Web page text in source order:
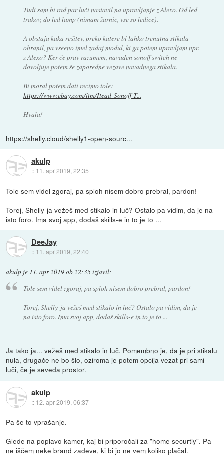
Tudi sam bi rad par luči nastavil na upravljanje z Alexo. Od led
trakov, do led lamp (nimam žarnic, vse so ledice).
A obstaja kaka rešitev, preko katere bi lahko trenutna stikala
ohranil, pa vseeno imel zadaj modul, ki ga potem upravljam npr.
z Alexo? Ker če prav razumem, navaden sonoff switch ne
dovoljuje potem še zaporedne vezave navadnega stikala.
Bi moral potem dati recimo tole:
https://www.ebay.com/itm/Itead-Sonoff-T...
Hvala!
https://shelly.cloud/shelly1-open-sourc...
akulp
:: 11. apr 2019, 22:35
Tole sem videl zgoraj, pa sploh nisem dobro prebral, pardon!
Torej, Shelly-ja vežeš med stikalo in luč? Ostalo pa vidim, da je na
isto foro. Ima svoj app, dodaš skills-e in to je to ...
DeeJay
:: 11. apr 2019, 22:40
akulp je 11. apr 2019 ob 22:35izjavil:
Tole sem videl zgoraj, pa sploh nisem dobro prebral, pardon!
Torej, Shelly-ja vežeš med stikalo in luč? Ostalo pa vidim, da je
na isto foro. Ima svoj app, dodaš skills-e in to je to ...
Ja tako ja... vežeš med stikalo in luč. Pomembno je, da je pri stikalu
nula, drugače ne bo šlo, oziroma je potem opcija vezat pri sami
luči, če je seveda prostor.
akulp
:: 12. apr 2019, 06:37
Pa še to vprašanje.
Glede na poplavo kamer, kaj bi priporočali za "home securtiy". Pa
ne iščem neke brand zadeve, ki bi jo ne vem koliko plačal.